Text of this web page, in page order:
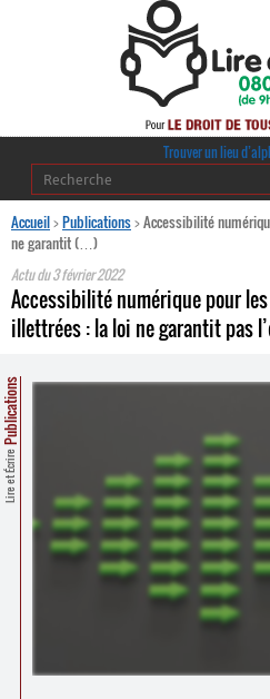
Trouver un lieu
Accueil>Publications>Accessibilité
ne garantit (…)
Actu du3 février 2022
Accessibilité numérique pour
illettrées : la loi ne garantit pas
Lire et Écrire
Publications